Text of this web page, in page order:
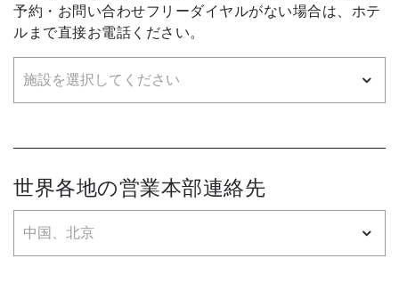
予約・お問い合わせフリーダイヤルがない場合は、ホテ
ルまで直接お電話ください。
世界各地の営業本部連絡先